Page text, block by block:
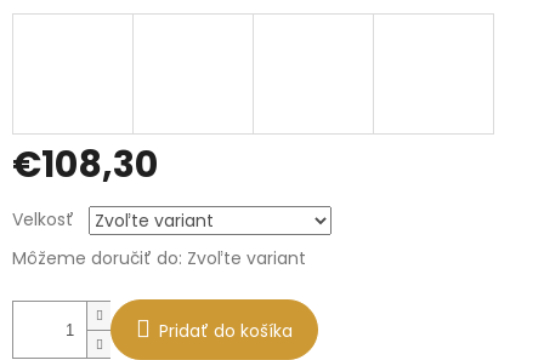
€108,30
Jednotková
cena:
Velkosť
Môžeme doručiť do: Zvoľte variant
Pridať do košíka